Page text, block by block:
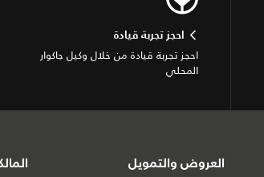
احجز تجربة قيادة
احجز تجربة قيادة من خلال وكيل جاكوار
المحلي
العروض والتمويل